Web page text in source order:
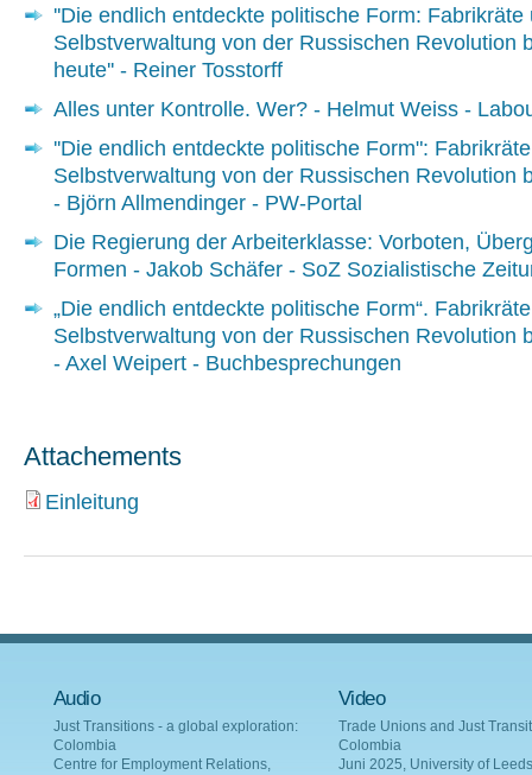
''Die endlich entdeckte politische Form: Fabrikräte
Selbstverwaltung von der Russischen Revolution
heute'' - Reiner Tosstorff
Alles unter Kontrolle. Wer? - Helmut Weiss -
''Die endlich entdeckte politische Form":
Selbstverwaltung von der Russischen Revolution
- Björn Allmendinger - PW-Portal
Die Regierung der Arbeiterklasse: Vorboten,
Formen - Jakob Schäfer - SoZ Sozialistische
„Die endlich entdeckte politische Form“.
Selbstverwaltung von der Russischen Revolution
- Axel Weipert - Buchbesprechungen
Attachements
Einleitung
Audio
Just Transitions - a global exploration:
Colombia
Centre for Employment Relations,
Video
Trade Unions and Just
Colombia
Juni 2025, University of Leeds